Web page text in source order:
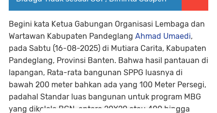
Begini kata Ketua Gabungan Organisasi Lembaga dan
Wartawan Kabupaten Pandeglang Ahmad Umaedi,
pada Sabtu (16-08-2025) di Mutiara Carita, Kabupaten
Pandeglang, Provinsi Banten. Bahwa hasil pantauan di
lapangan, Rata-rata bangunan SPPG luasnya di
bawah 200 meter bahkan ada yang 100 Meter Persegi,
padahal Standar luas bangunan untuk program MBG
yang dikelola BGN, antara 20X20 atau 400 hingga